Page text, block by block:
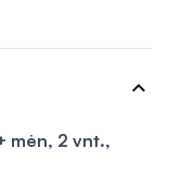
expand_more
mėn, 2 vnt.,